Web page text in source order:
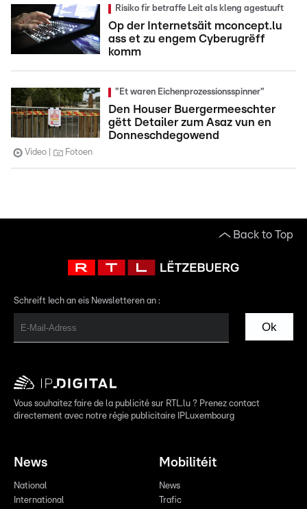
Risiko fir betraffe Leit als kleng agestuuft
Op der Internetsäit mconcept.lu
ass et zu engem Cyberugrëff
komm
"Et waren Eichenprozessionsspinner"
Den Houser Buergermeeschter
gëtt Detailer zum Asaz vun en
Donneschdegowend
Video Fotoen
Back to Top
Schreift Iech an eis Newsletteren an :
Ok
Vous souhaitez faire de la publicité sur RTL.lu ? Prenez contact
directement avec notre régie publicitaire IPLuxembourg
News
National
International
Mobilitéit
News
Trafic